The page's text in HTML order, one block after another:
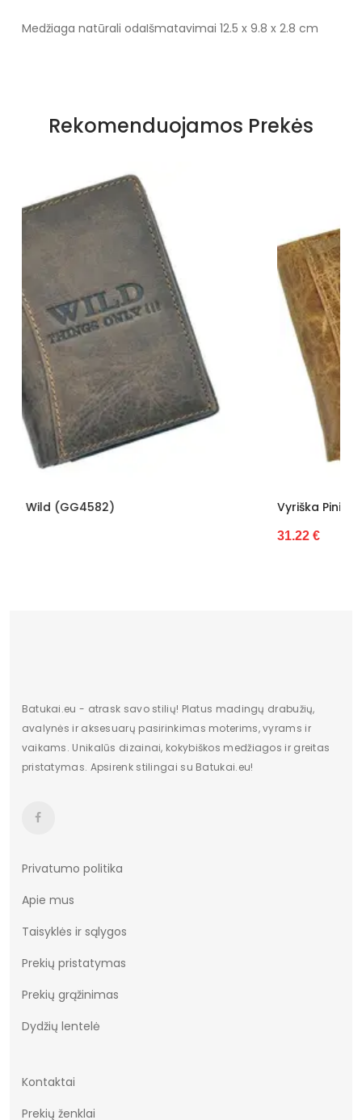
Medžiaga natūrali odaIšmatavimai 12.5 x 9.8 x 2.8 cm
Rekomenduojamos Prekės
Vyriška Piniginė Wild (GG4583)
Batukai.eu - atrask savo stilių! Platus madingų drabužių,
avalynės ir aksesuarų pasirinkimas moterims, vyrams ir
vaikams. Unikalūs dizainai, kokybiškos medžiagos ir greitas
pristatymas. Apsirenk stilingai su Batukai.eu!
Privatumo politika
Apie mus
Taisyklės ir sąlygos
Prekių pristatymas
Prekių grąžinimas
Dydžių lentelė
Kontaktai
Prekių ženklai